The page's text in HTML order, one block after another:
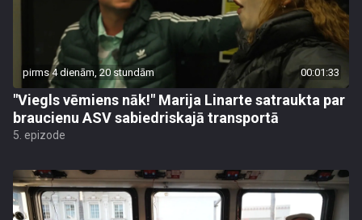
pirms 4 dienām, 20 stundām 00:01:33
"Viegls vēmiens nāk!" Marija Linarte satraukta par
braucienu ASV sabiedriskajā transportā
5. epizode